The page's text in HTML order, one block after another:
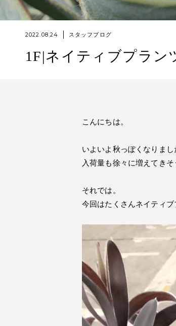
2022.08.24 スタッフブログ
1F|ネイティブプラン
こんにちは。
いよいよ秋っぽくなりまし
入荷量も徐々に増えてきそ
それでは。
今回はたくさんネイティブ